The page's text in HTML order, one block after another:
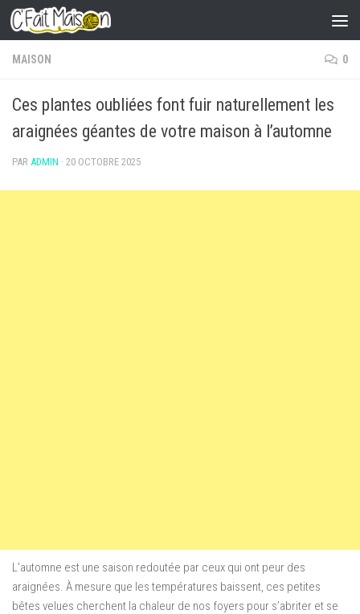
Skip to content
MAISON 0
Ces plantes oubliées font fuir naturellement les
araignées géantes de votre maison à l’automne
PAR ADMIN · 20 OCTOBRE 2025
L’automne est une saison redoutée par ceux qui ont peur des
araignées. À mesure que les températures baissent, ces petites
bêtes velues cherchent la chaleur de nos foyers pour s’abriter et se